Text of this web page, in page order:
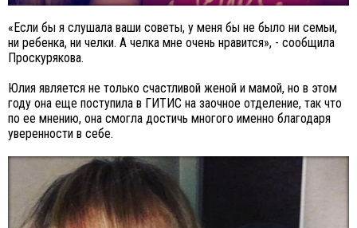
«Если бы я слушала ваши советы, у меня бы не было ни семьи,
ни ребенка, ни челки. А челка мне очень нравится», - сообщила
Проскурякова.
Юлия является не только счастливой женой и мамой, но в этом
году она еще поступила в ГИТИС на заочное отделение, так что
по ее мнению, она смогла достичь многого именно благодаря
уверенности в себе.